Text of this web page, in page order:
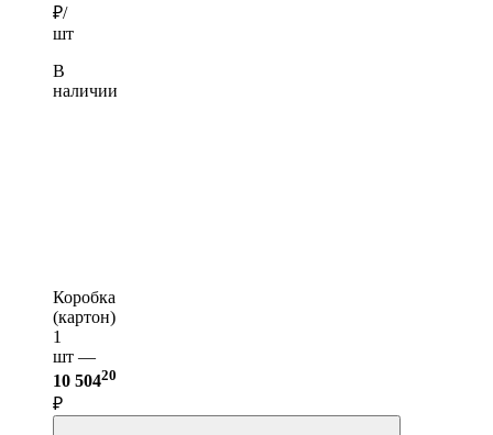
₽/
шт
В
наличии
Коробка
(картон)
1
шт —
10 50420
₽